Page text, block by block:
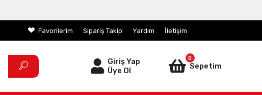
Favorilerim Sipariş Takip Yardım İletişim
Giriş Yap
Üye Ol
0
Sepetim